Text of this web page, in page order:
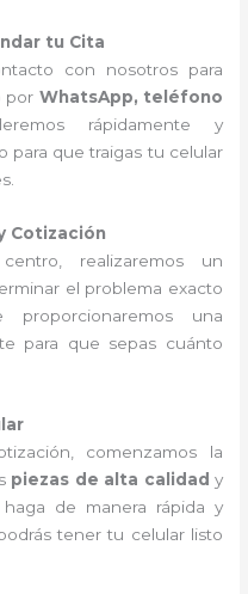
tu Cita
con nosotros para
por WhatsApp, teléfono
rápidamente y
para que traigas tu celular
Cotización
realizaremos un
el problema exacto
una
para que sepas cuánto
comenzamos la
piezas de alta calidad y
de manera rápida y
tener tu celular listo